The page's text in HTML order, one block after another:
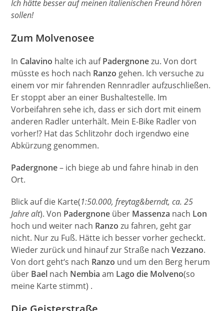
Ich hätte besser auf meinen italienischen Freund hören
sollen!
Zum Molvenosee
In Calavino halte ich aufPadergnonezu. Von dort
müsste es hoch nach Ranzo gehen. Ich versuche zu
einem vor mir fahrenden Rennradler aufzuschließen.
Er stoppt aber an einer Bushaltestelle. Im
Vorbeifahren sehe ich, dass er sich dort mit einem
anderen Radler unterhält. Mein E-Bike Radler von
vorher!? Hat das Schlitzohr doch irgendwo eine
Abkürzung genommen.
Padergnone– ich biege ab und fahre hinab in den
Ort.
Blick auf die Karte(1:50.000, freytag&berndt, ca. 25
Jahre alt). Von Padergnone über Massenza nach Lon
hoch und weiter nach Ranzo zu fahren, geht gar
nicht. Nur zu Fuß. Hätte ich besser vorher gecheckt.
Wieder zurück und hinauf zur Straße nachVezzano.
Von dort geht‘s nach Ranzo und um den Berg herum
über Bael nach Nembia am Lago die Molveno(so
meine Karte stimmt) .